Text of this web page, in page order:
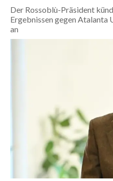
RISULTATI E CLASSIFICHE
CALCIO
CALCIO REGIONALE
ALTRI SPORT
SPETTACOLI
Der Rossoblù-Präsident
Ergebnissen gegen Atalanta
an